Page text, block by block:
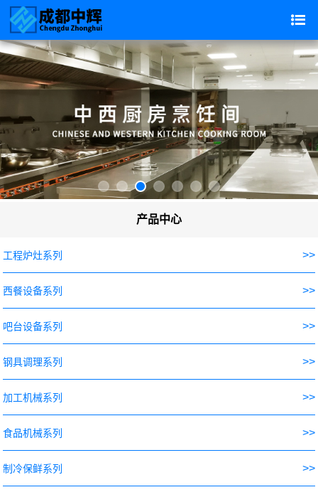
产品中心
工程炉灶系列 >>
西餐设备系列 >>
吧台设备系列 >>
钢具调理系列 >>
加工机械系列 >>
食品机械系列 >>
制冷保鲜系列 >>